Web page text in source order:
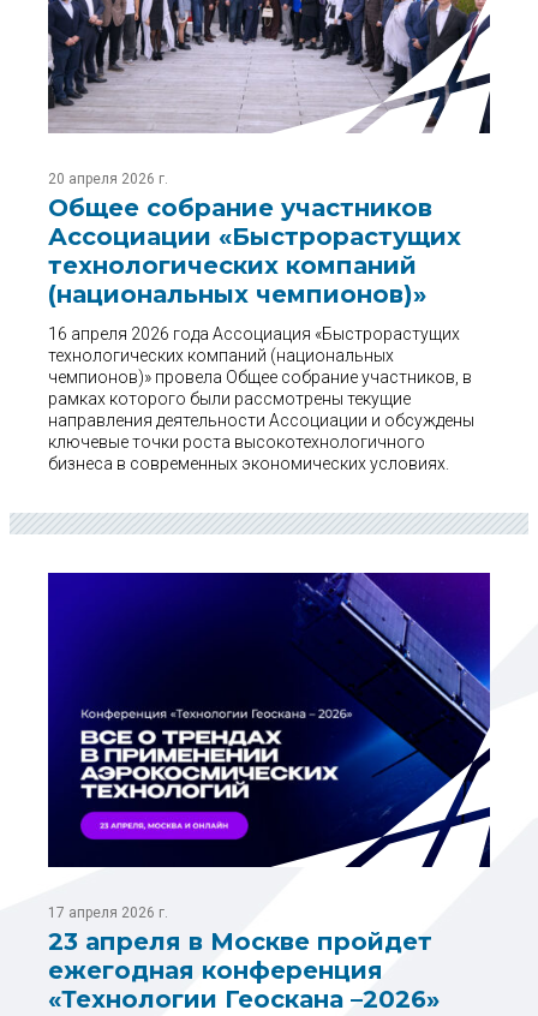
20 апреля 2026 г.
Общее собрание участников
Ассоциации «Быстрорастущих
технологических компаний
(национальных чемпионов)»
16 апреля 2026 года Ассоциация «Быстрорастущих
технологических компаний (национальных
чемпионов)» провела Общее собрание участников, в
рамках которого были рассмотрены текущие
направления деятельности Ассоциации и обсуждены
ключевые точки роста высокотехнологичного
бизнеса в современных экономических условиях.
17 апреля 2026 г.
23 апреля в Москве пройдет
ежегодная конференция
«Технологии Геоскана –2026»